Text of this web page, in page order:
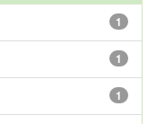
1
1
1